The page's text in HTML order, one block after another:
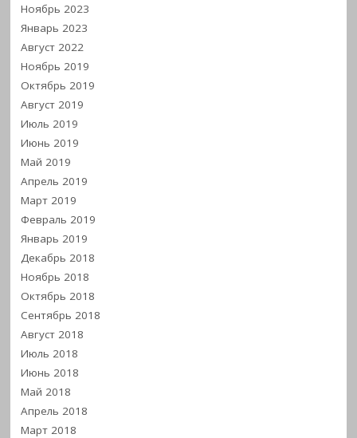
Ноябрь 2023
Январь 2023
Август 2022
Ноябрь 2019
Октябрь 2019
Август 2019
Июль 2019
Июнь 2019
Май 2019
Апрель 2019
Март 2019
Февраль 2019
Январь 2019
Декабрь 2018
Ноябрь 2018
Октябрь 2018
Сентябрь 2018
Август 2018
Июль 2018
Июнь 2018
Май 2018
Апрель 2018
Март 2018